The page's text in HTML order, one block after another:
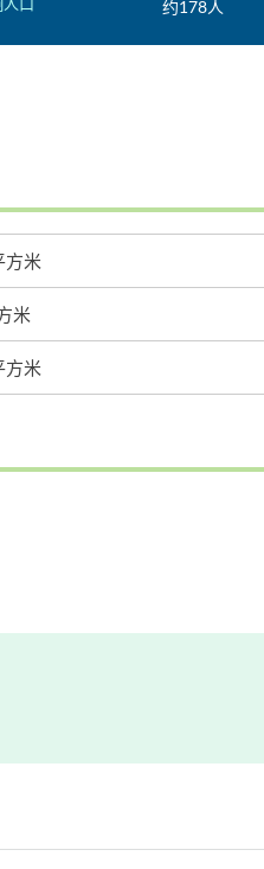
约178人
方米
米
方米